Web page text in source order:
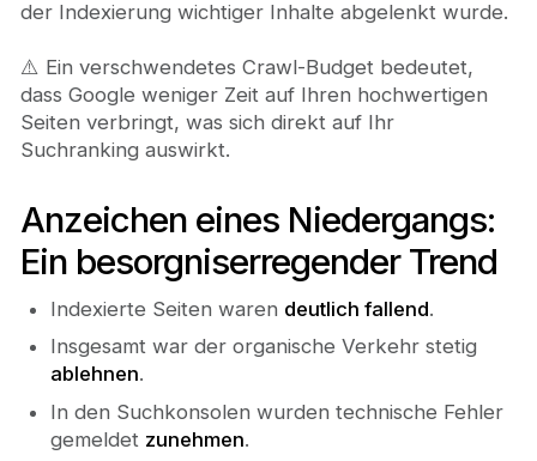
der Indexierung wichtiger Inhalte abgelenkt wurde.
⚠️ Ein verschwendetes Crawl-Budget bedeutet,
dass Google weniger Zeit auf Ihren hochwertigen
Seiten verbringt, was sich direkt auf Ihr
Suchranking auswirkt.
Anzeichen eines Niedergangs:
Ein besorgniserregender Trend
Indexierte Seiten waren deutlich fallend.
Insgesamt war der organische Verkehr stetig
ablehnen.
In den Suchkonsolen wurden technische Fehler
gemeldet zunehmen.